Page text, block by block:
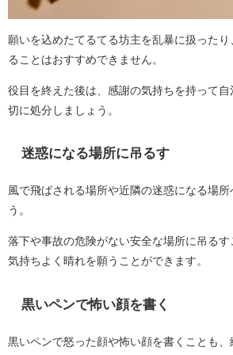
願いを込めたてるてる坊主を乱暴に扱った
ることはおすすめできません。
役目を終えた後は、感謝の気持ちを持って
切に処分しましょう。
迷惑になる場所に吊るす
風で飛ばされる場所や近隣の迷惑になる場
う。
落下や事故の危険がない安全な場所に吊るす
気持ちよく晴れを願うことができます。
黒いペンで怖い顔を書く
黒いペンで怒った顔や怖い顔を書くことも、